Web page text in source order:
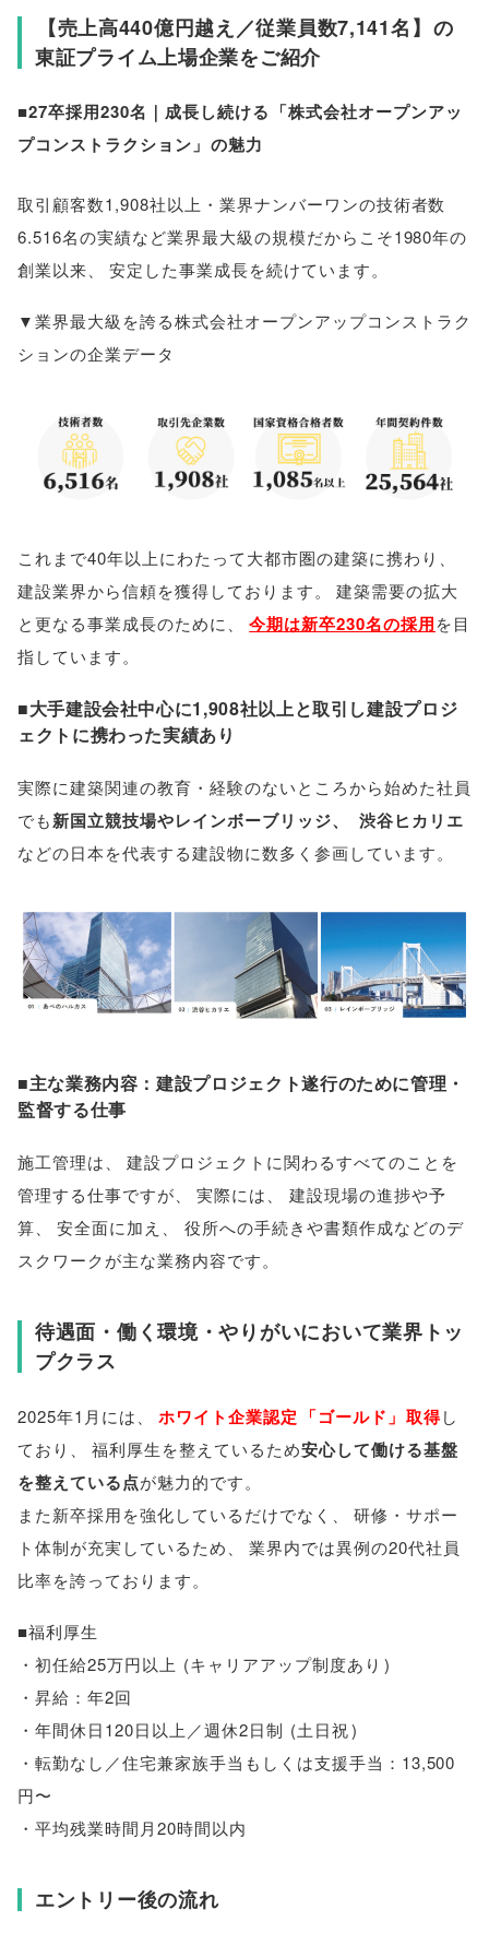
【売上高440億円越え／従業員数7,141名】 の
東証プライム上場企業をご紹介
■27卒採用230名｜成長し続ける 「株式会社オープンアッ
プコンストラクション」 の魅力
取引顧客数1,908社以上・業界ナンバーワンの技術者数
6.516名の実績など業界最大級の規模だからこそ1980年の
創業以来
安定した事業成長を続けています。
▼業界最大級を誇る株式会社オープンアップコンストラク
ションの企業データ
これまで40年以上にわたって大都市圏の建築に携わり
建設業界から信頼を獲得しております。
建築需要の拡大
と更なる事業成長のために
今期は新卒230名の採用を目
指しています。
■大手建設会社中心に1,908社以上と取引し建設プロジ
ェクトに携わった実績あり
実際に建築関連の教育・経験のないところから始めた社員
でも新国立競技場やレインボーブリッジ、 渋谷ヒカリエ
などの日本を代表する建設物に数多く参画しています。
■主な業務内容：建設プロジェクト遂行のために管理・
監督する仕事
施工管理は
建設プロジェクトに関わるすべてのことを
管理する仕事ですが
実際には
建設現場の進捗や予
算
安全面に加え
役所への手続きや書類作成などのデ
スクワークが主な業務内容です。
待遇面・働く環境・やりがいにおいて業界トッ
プクラス
2025年1月には ホワイト企業認定 「ゴールド 」 取得し
ており
福利厚生を整えているため安心して働ける基盤
を整えている点が魅力的です。
また新卒採用を強化しているだけでなく
研修・サポー
ト体制が充実しているため
業界内では異例の20代社員
比率を誇っております。
■福利厚生
・初任給25万円以上 (キャリアアップ制度あり )
・昇給：年2回
・年間休日120日以上／週休2日制 (土日祝)
・転勤なし／住宅兼家族手当もしくは支援手当：13,500
円〜
・平均残業時間月20時間以内
エントリー後の流れ